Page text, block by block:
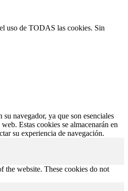
uso de TODAS las cookies. Sin
navegador, ya que son esenciales
Estas cookies se almacenarán en
su experiencia de navegación.
the website. These cookies do not